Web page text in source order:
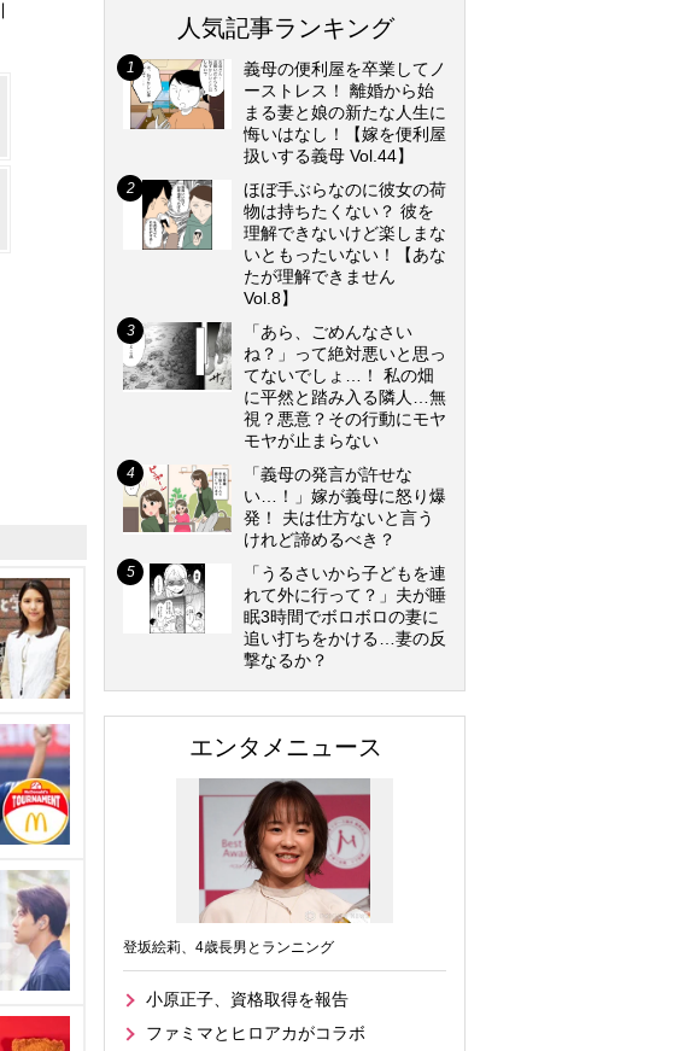
人気記事ランキング
義母の便利屋を卒業してノ
ーストレス！ 離婚から始
まる妻と娘の新たな人生に
悔いはなし！【嫁を便利屋
扱いする義母 Vol.44】
ほぼ手ぶらなのに彼女の荷
物は持ちたくない？ 彼を
理解できないけど楽しまな
いともったいない！【あな
たが理解できません
Vol.8】
「あら、ごめんなさい
ね？」って絶対悪いと思っ
てないでしょ…！ 私の畑
に平然と踏み入る隣人…無
視？悪意？その行動にモヤ
モヤが止まらない
「義母の発言が許せな
い…！」嫁が義母に怒り爆
発！ 夫は仕方ないと言う
けれど諦めるべき？
「うるさいから子どもを連
れて外に行って？」夫が睡
眠3時間でボロボロの妻に
追い打ちをかける…妻の反
撃なるか？
エンタメニュース
登坂絵莉、4歳長男とランニング
小原正子、資格取得を報告
ファミマとヒロアカがコラボ